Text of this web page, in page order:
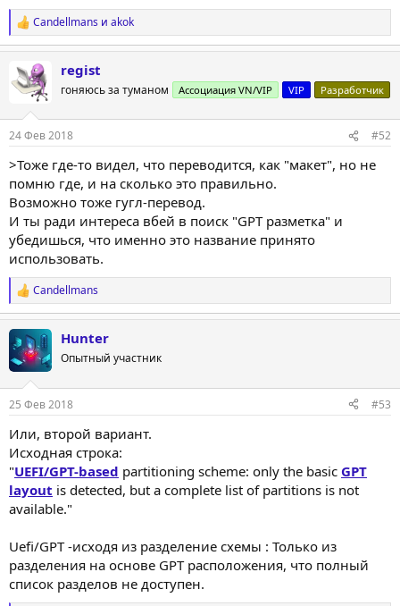
Р
е
а
к
ц
Candellmans и akok
regist
гоняюсь за туманом Ассоциация VN/VIP VIP Разработчик
24 Фев 2018 #52
>Тоже где-то видел, что переводится, как "макет", но не
помню где, и на сколько это правильно.
Возможно тоже гугл-перевод.
И ты ради интереса вбей в поиск "GPT разметка" и
убедишься, что именно это название принято
использовать.
Р
е
к
ц
и
Candellmans
Hunter
Опытный участник
25 Фев 2018 #53
Или, второй вариант.
Исходная строка:
"UEFI/GPT-based partitioning scheme: only the basic GPT
layout is detected, but a complete list of partitions is not
available."
Uefi/GPT -исходя из разделение cхемы : Только из
разделения на основе GPT расположения, что полный
список разделов не доступен.